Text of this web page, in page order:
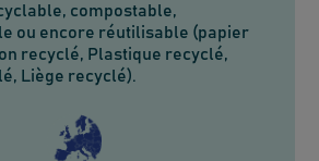
compostable,
ou encore réutilisable (papier
recyclé, Plastique recyclé,
Liège recyclé).